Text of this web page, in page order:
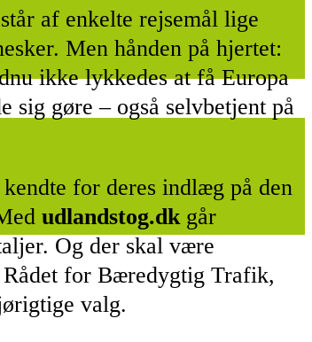
af enkelte rejsemål lige
Men hånden på hjertet:
ikke lykkedes at få Europa
sig gøre – også selvbetjent på
for deres indlæg på den
udlandstog.dkgår
Og der skal være
for Bæredygtig Trafik,
valg.